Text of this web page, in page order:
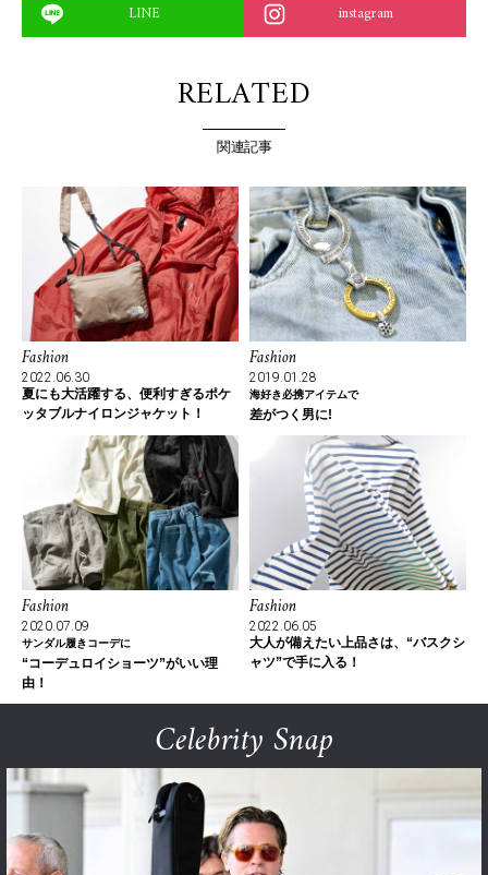
LINE
instagram
RELATED
関連記事
Fashion
2022.06.30
夏にも大活躍する、便利すぎるポケ
ッタブルナイロンジャケット！
Fashion
2019.01.28
海好き必携アイテムで
差がつく男に!
Fashion
2020.07.09
サンダル履きコーデに
“コーデュロイショーツ”がいい理
由！
Fashion
2022.06.05
大人が備えたい上品さは、“バスクシ
ャツ”で手に入る！
Celebrity Snap